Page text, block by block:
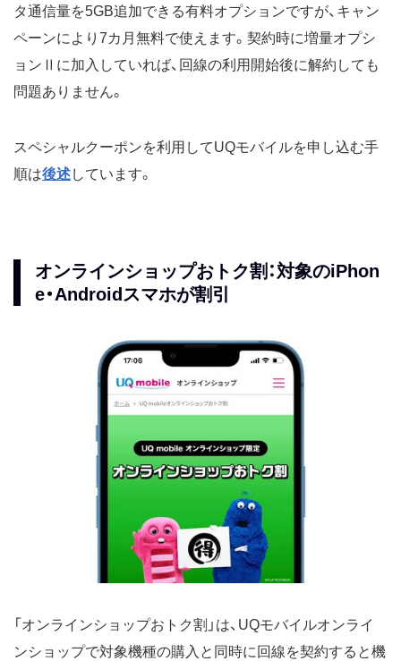
タ通信量を5GB追加できる有料オプションですが、キャン
ペーンにより7カ月無料で使えます。契約時に増量オプシ
ョンⅡに加入していれば、回線の利用開始後に解約しても
問題ありません。
スペシャルクーポンを利用してUQモバイルを申し込む手
順は後述しています。
オンラインショップおトク割：対象のiPhon
e・Androidスマホが割引
「オンラインショップおトク割」は、UQモバイルオンライ
ンショップで対象機種の購入と同時に回線を契約すると機